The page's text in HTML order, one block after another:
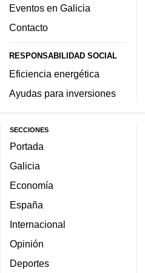
Eventos en Galicia
Contacto
RESPONSABILIDAD SOCIAL
Eficiencia energética
Ayudas para inversiones
SECCIONES
Portada
Galicia
Economía
España
Internacional
Opinión
Deportes